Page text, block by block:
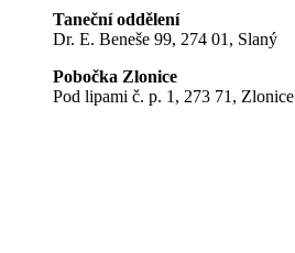
Taneční oddělení
Dr. E. Beneše 99, 274 01, Slaný
Pobočka Zlonice
Pod lipami č. p. 1, 273 71, Zlonice